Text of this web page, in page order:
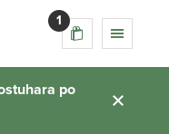
1
po